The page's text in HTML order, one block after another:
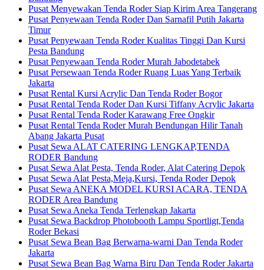
Pusat Menyewakan Tenda Roder Siap Kirim Area Tangerang
Pusat Penyewaan Tenda Roder Dan Sarnafil Putih Jakarta
Timur
Pusat Penyewaan Tenda Roder Kualitas Tinggi Dan Kursi
Pesta Bandung
Pusat Penyewaan Tenda Roder Murah Jabodetabek
Pusat Persewaan Tenda Roder Ruang Luas Yang Terbaik
Jakarta
Pusat Rental Kursi Acrylic Dan Tenda Roder Bogor
Pusat Rental Tenda Roder Dan Kursi Tiffany Acrylic Jakarta
Pusat Rental Tenda Roder Karawang Free Ongkir
Pusat Rental Tenda Roder Murah Bendungan Hilir Tanah
Abang Jakarta Pusat
Pusat Sewa ALAT CATERING LENGKAP,TENDA
RODER Bandung
Pusat Sewa Alat Pesta, Tenda Roder, Alat Catering Depok
Pusat Sewa Alat Pesta,Meja,Kursi, Tenda Roder Depok
Pusat Sewa ANEKA MODEL KURSI ACARA, TENDA
RODER Area Bandung
Pusat Sewa Aneka Tenda Terlengkap Jakarta
Pusat Sewa Backdrop Photobooth Lampu Sportligt,Tenda
Roder Bekasi
Pusat Sewa Bean Bag Berwarna-warni Dan Tenda Roder
Jakarta
Pusat Sewa Bean Bag Warna Biru Dan Tenda Roder Jakarta